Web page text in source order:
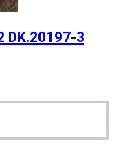
DK.20197-3